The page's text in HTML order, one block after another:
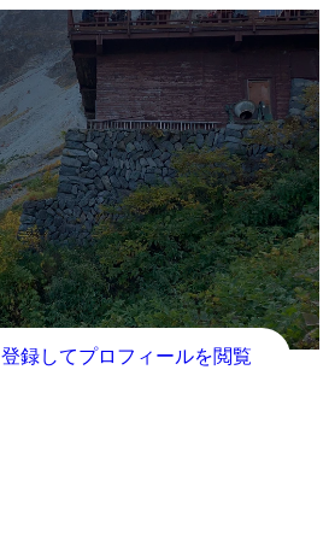
登録してプロフィールを閲覧